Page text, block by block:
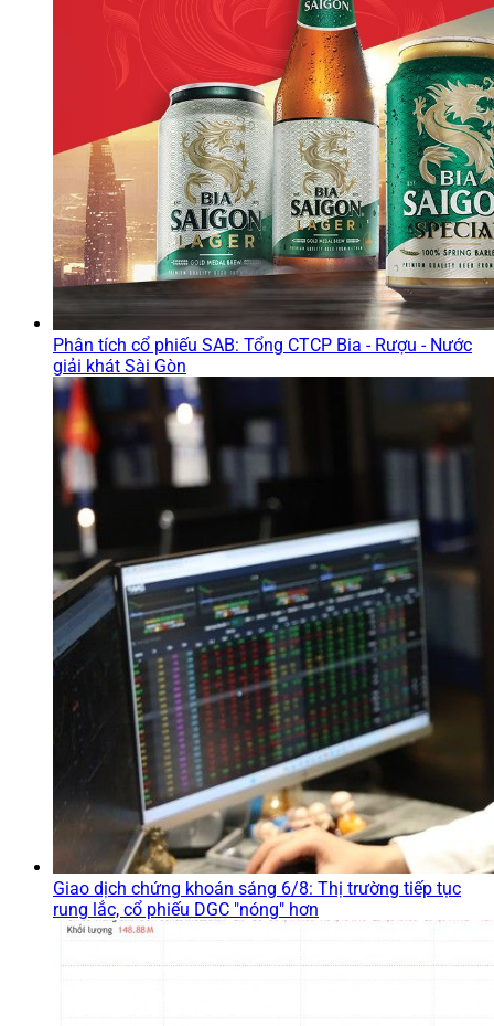
Phân tích cổ phiếu SAB: Tổng CTCP Bia - Rượu - Nước
giải khát Sài Gòn
Giao dịch chứng khoán sáng 6/8: Thị trường tiếp tục
rung lắc, cổ phiếu DGC "nóng" hơn